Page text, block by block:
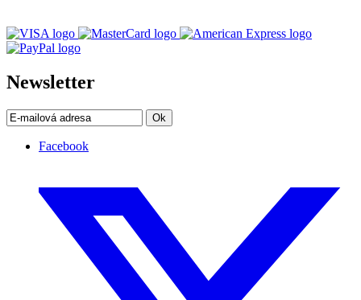
Newsletter
Ok
Facebook